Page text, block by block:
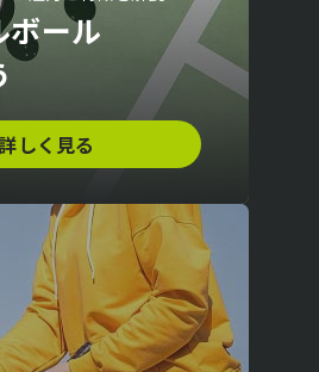
ボール
しく見る